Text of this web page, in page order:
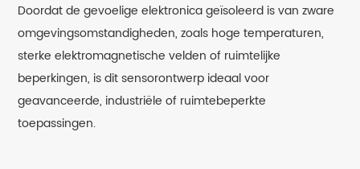
Doordat de gevoelige elektronica geïsoleerd is van zware
omgevingsomstandigheden, zoals hoge temperaturen,
sterke elektromagnetische velden of ruimtelijke
beperkingen, is dit sensorontwerp ideaal voor
geavanceerde, industriële of ruimtebeperkte
toepassingen.